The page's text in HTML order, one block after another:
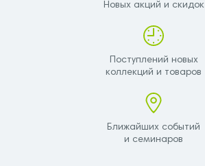
Новых акций и скидок
Поступлений новых
коллекций и товаров
Ближайших событий
и семинаров